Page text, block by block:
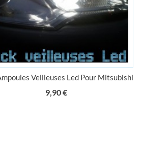
Veilleuses Led Pour Mitsubishi
9,90 €Prix